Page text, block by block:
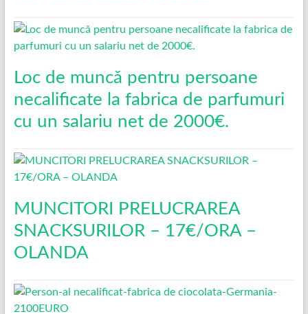
Loc de muncǎ pentru persoane
necalificate la fabrica de parfumuri
cu un salariu net de 2000€.
MUNCITORI PRELUCRAREA
SNACKSURILOR – 17€/ORA –
OLANDA